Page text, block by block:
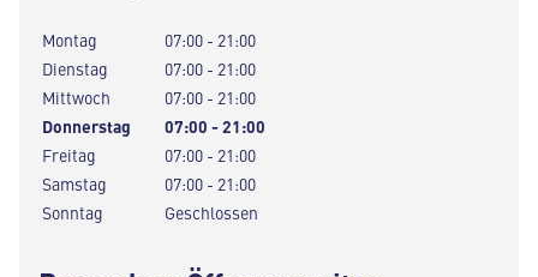
Montag
07:00 - 21:00
Dienstag
07:00 - 21:00
Mittwoch
07:00 - 21:00
Donnerstag
07:00 - 21:00
Freitag
07:00 - 21:00
Samstag
07:00 - 21:00
Sonntag
Geschlossen